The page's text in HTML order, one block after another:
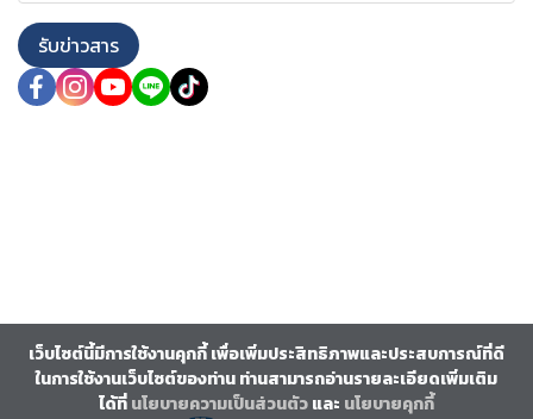
รับข่าวสาร
เว็บไซต์นี้มีการใช้งานคุกกี้ เพื่อเพิ่มประสิทธิภาพและประสบการณ์ที่ดี
ในการใช้งานเว็บไซต์ของท่าน ท่านสามารถอ่านรายละเอียดเพิ่มเติม
ได้ที่นโยบายความเป็นส่วนตัวและ นโยบายคุกกี้